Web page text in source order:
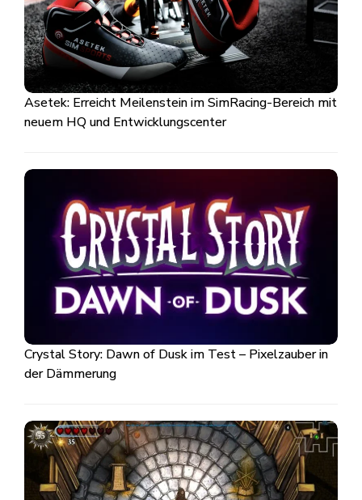
Asetek: Erreicht Meilenstein im SimRacing-Bereich mit
neuem HQ und Entwicklungscenter
Crystal Story: Dawn of Dusk im Test – Pixelzauber in
der Dämmerung